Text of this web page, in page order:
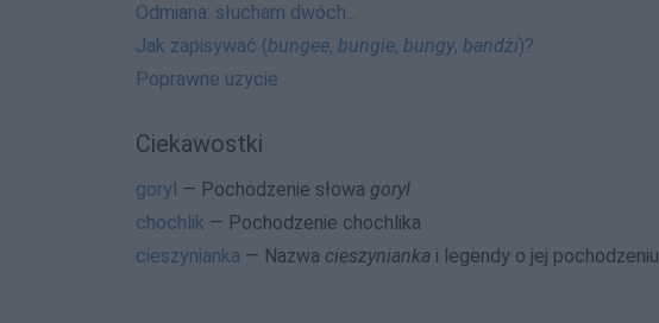
Odmiana: słucham dwóch...
Jak zapisywać (bungee, bungie, bungy, bandżi)?
Poprawne użycie
Ciekawostki
goryl — Pochodzenie słowa goryl
chochlik — Pochodzenie chochlika
cieszynianka — Nazwa cieszynianka i legendy o jej pochodzeniu